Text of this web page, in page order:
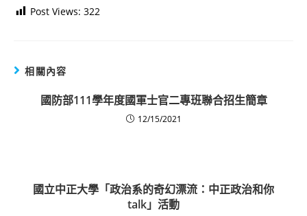
Post Views: 322
相關內容
國防部111學年度國軍士官二專班聯合招生簡章
12/15/2021
國立中正大學「政治系的奇幻漂流：中正政治和你
talk」活動